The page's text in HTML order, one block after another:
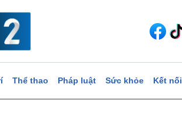
Thể thao Pháp luật Sức khỏe Kết nối